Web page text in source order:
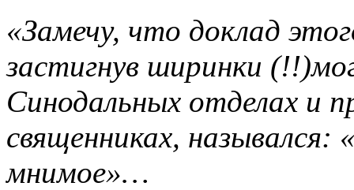
«Замечу, что доклад
застигнув ширинки
Синодальных отделах и
священниках, назывался:
мнимое»…